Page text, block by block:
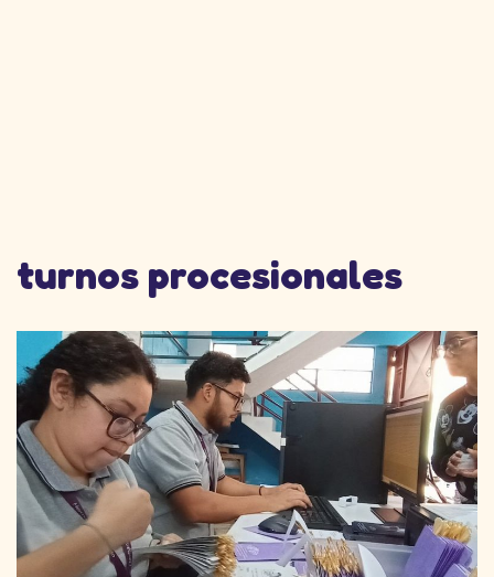
turnos procesionales